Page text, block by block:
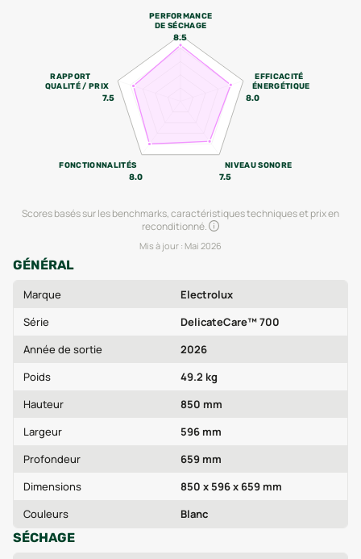
PERFORMANCE
DE SÉCHAGE
8.5
EFFICACITÉ
ÉNERGÉTIQUE
8.0
NIVEAU SONORE
7.5
FONCTIONNALITÉS
8.0
RAPPORT
QUALITÉ / PRIX
7.5
Scores basés sur les benchmarks, caractéristiques techniques et prix en
reconditionné.
Mis à jour : Mai 2026
GÉNÉRAL
Marque
Electrolux
Série
DelicateCare™ 700
Année de sortie
2026
Poids
49.2 kg
Hauteur
850 mm
Largeur
596 mm
Profondeur
659 mm
Dimensions
850 x 596 x 659 mm
Couleurs
Blanc
SÉCHAGE